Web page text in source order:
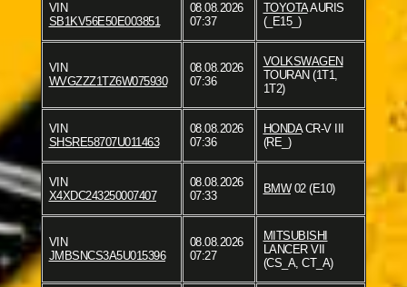
VIN
SB1KV56E50E003851
08.08.2026
07:37
TOYOTAAURIS
(_E15_)
VIN
WVGZZZ1TZ6W075930
08.08.2026
07:36
VOLKSWAGEN
TOURAN (1T1,
1T2)
VIN
SHSRE58707U011463
08.08.2026
07:36
HONDACR-V III
(RE_)
VIN
X4XDC243250007407
08.08.2026
07:33
BMW02 (E10)
VIN
JMBSNCS3A5U015396
08.08.2026
07:27
MITSUBISHI
LANCER VII
(CS_A, CT_A)